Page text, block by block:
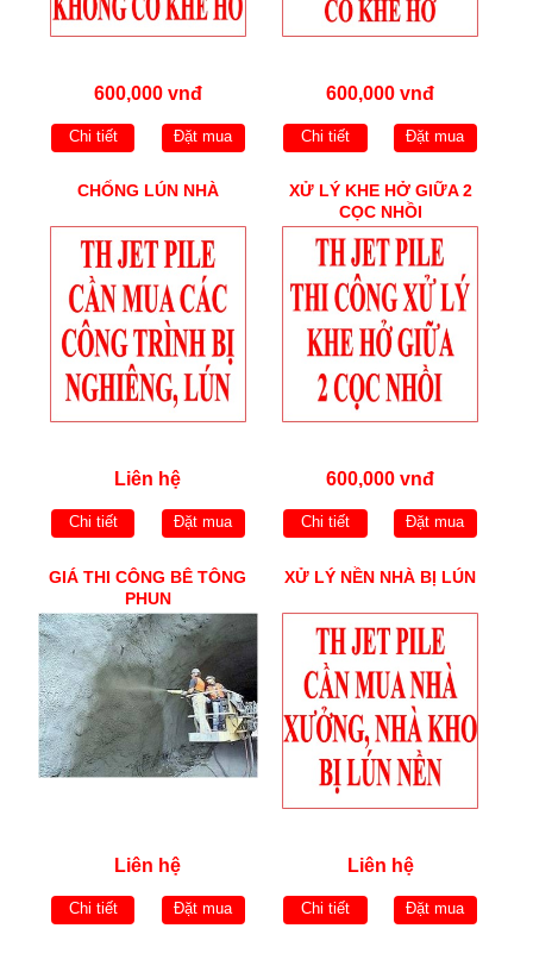
600,000 vnđ
Chi tiết Đặt mua
600,000 vnđ
Chi tiết Đặt mua
CHỐNG LÚN NHÀ
Liên hệ
Chi tiết Đặt mua
XỬ LÝ KHE HỞ GIỮA 2
CỌC NHỒI
600,000 vnđ
Chi tiết Đặt mua
GIÁ THI CÔNG BÊ TÔNG
PHUN
Liên hệ
Chi tiết Đặt mua
XỬ LÝ NỀN NHÀ BỊ LÚN
Liên hệ
Chi tiết Đặt mua